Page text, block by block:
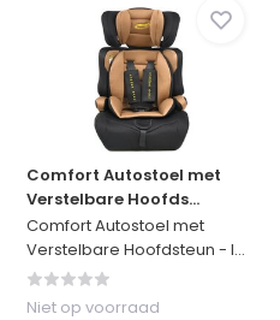
Comfort Autostoel met
Verstelbare Hoofds...
Comfort Autostoel met
Verstelbare Hoofdsteun - I...
Niet op voorraad